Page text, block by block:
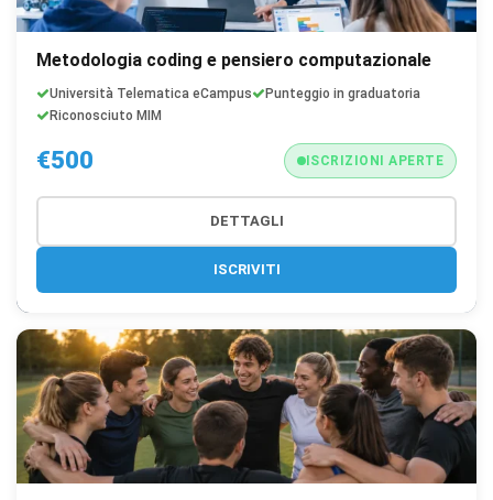
Metodologia coding e pensiero computazionale
Università Telematica eCampus
Punteggio in graduatoria
Riconosciuto MIM
€500 ISCRIZIONI APERTE
DETTAGLI
ISCRIVITI